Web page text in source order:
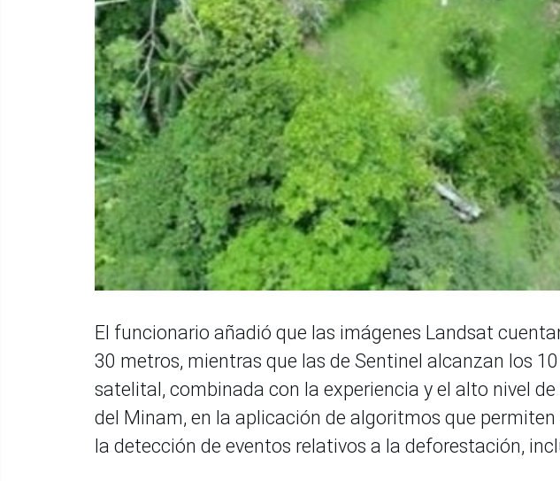
El funcionario añadió que las imágenes Landsat
30 metros, mientras que las de Sentinel alcanzan los
satelital, combinada con la experiencia y el alto nivel
del Minam, en la aplicación de algoritmos que
la detección de eventos relativos a la deforestación,